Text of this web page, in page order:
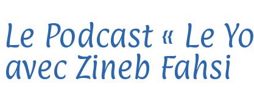
Le Podcast « Le
avec Zineb Fahsi